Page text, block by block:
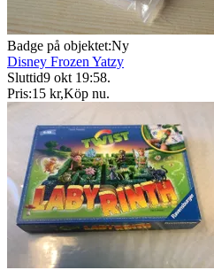
Badge på objektet:Ny
Disney Frozen Yatzy
Sluttid9 okt 19:58.
Pris:15 kr,Köp nu.